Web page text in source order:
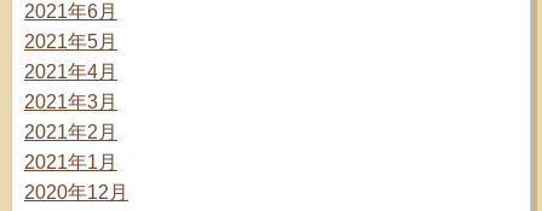
2021年6月
2021年5月
2021年4月
2021年3月
2021年2月
2021年1月
2020年12月